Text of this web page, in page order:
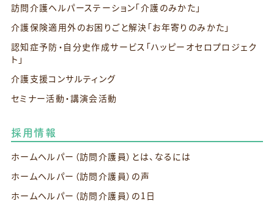
訪問介護ヘルパーステーション「介護のみかた」
介護保険適用外のお困りごと解決 「お年寄りのみかた」
認知症予防・自分史作成サービス 「ハッピーオセロプロジェク
ト」
介護支援コンサルティング
セミナー活動・講演会活動
採用情報
ホームヘルパー（訪問介護員）とは、なるには
ホームヘルパー（訪問介護員）の声
ホームヘルパー（訪問介護員）の1日